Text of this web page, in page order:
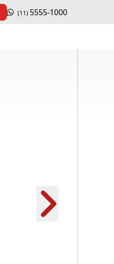
(11) 5555-1000